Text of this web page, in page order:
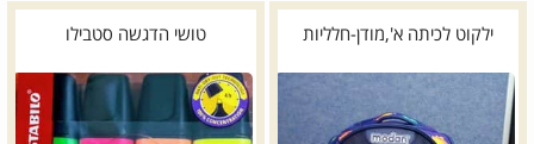
*דגם:
ילקוט לכיתה א',מודן-חלליות טושי הדגשה סטבילו